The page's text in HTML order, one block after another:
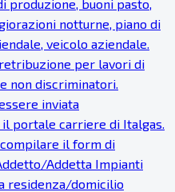
produzione, buoni pasto,
notturne, piano di
veicolo aziendale.
per lavori di
non discriminatori.
inviata
portale carriere di Italgas.
il form di
Addetta Impianti
residenza/domicilio